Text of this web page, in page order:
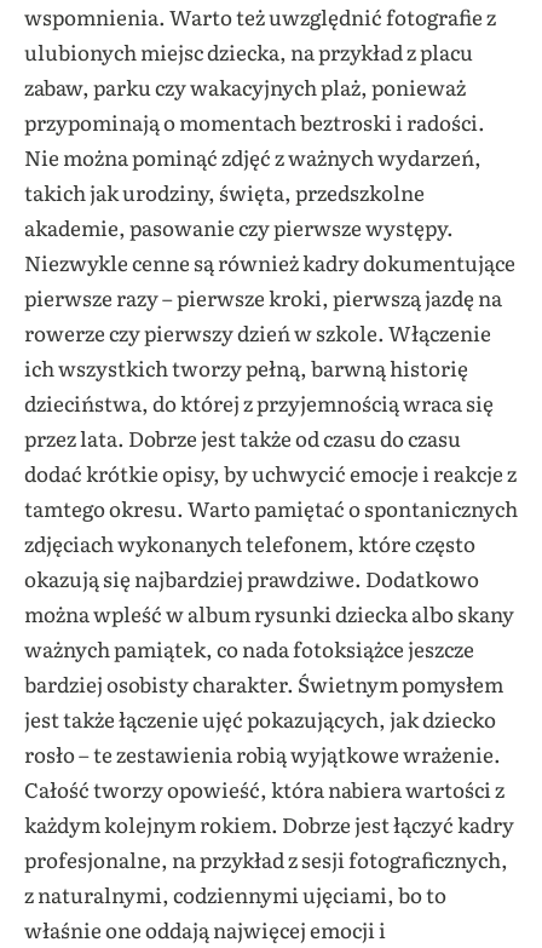
wspomnienia. Warto też uwzględnić fotografie z
ulubionych miejsc dziecka, na przykład z placu
zabaw, parku czy wakacyjnych plaż, ponieważ
przypominają o momentach beztroski i radości.
Nie można pominąć zdjęć z ważnych wydarzeń,
takich jak urodziny, święta, przedszkolne
akademie, pasowanie czy pierwsze występy.
Niezwykle cenne są również kadry dokumentujące
pierwsze razy – pierwsze kroki, pierwszą jazdę na
rowerze czy pierwszy dzień w szkole. Włączenie
ich wszystkich tworzy pełną, barwną historię
dzieciństwa, do której z przyjemnością wraca się
przez lata. Dobrze jest także od czasu do czasu
dodać krótkie opisy, by uchwycić emocje i reakcje z
tamtego okresu. Warto pamiętać o spontanicznych
zdjęciach wykonanych telefonem, które często
okazują się najbardziej prawdziwe. Dodatkowo
można wpleść w album rysunki dziecka albo skany
ważnych pamiątek, co nada fotoksiążce jeszcze
bardziej osobisty charakter. Świetnym pomysłem
jest także łączenie ujęć pokazujących, jak dziecko
rosło – te zestawienia robią wyjątkowe wrażenie.
Całość tworzy opowieść, która nabiera wartości z
każdym kolejnym rokiem. Dobrze jest łączyć kadry
profesjonalne, na przykład z sesji fotograficznych,
z naturalnymi, codziennymi ujęciami, bo to
właśnie one oddają najwięcej emocji i